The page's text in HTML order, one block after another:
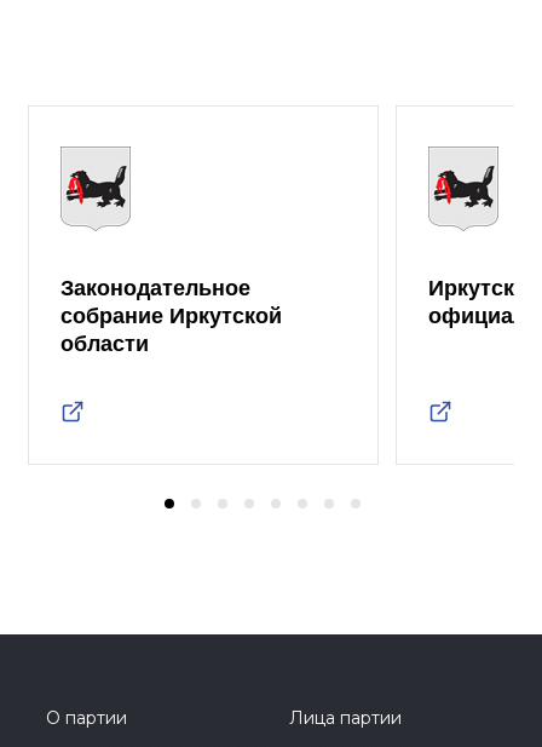
Законодательное
собрание Иркутской
области
О партии
Лица партии